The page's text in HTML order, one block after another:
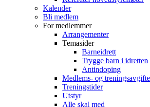
Kalender
Bli medlem
For medlemmer
Arrangementer
Temasider
Barneidrett
Trygge barn i idretten
Antindoping
Medlems- og
Treningstider
Utstyr
Alle skal med